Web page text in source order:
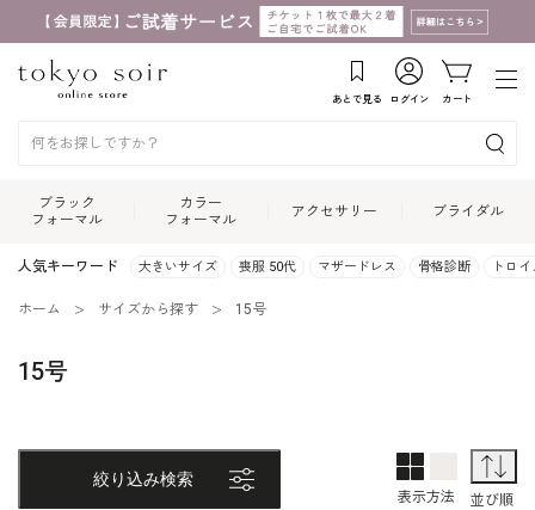
あとで見る ログイン カート
ブラック
フォーマル
カラー
フォーマル
アクセサリー ブライダル
人気キーワード 大きいサイズ 喪服 50代 マザードレス 骨格診断 トロ
ホーム サイズから探す 15号
15号
絞り込み検索
表示方法
1列表示
並び順